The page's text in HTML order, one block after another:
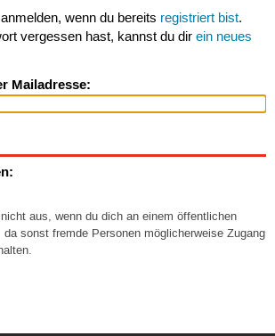
wenn du bereits registriert bist.
vergessen hast, kannst du dir ein neues
Mailadresse:
aus, wenn du dich an einem öffentlichen
sonst fremde Personen möglicherweise Zugang